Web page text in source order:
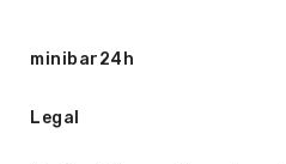
minibar24h
Legal